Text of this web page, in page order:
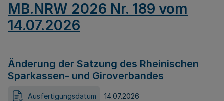
MB.NRW 2026 Nr. 189 vom
14.07.2026
Änderung der Satzung des Rheinischen
Sparkassen- und Giroverbandes
Ausfertigungsdatum 14.07.2026